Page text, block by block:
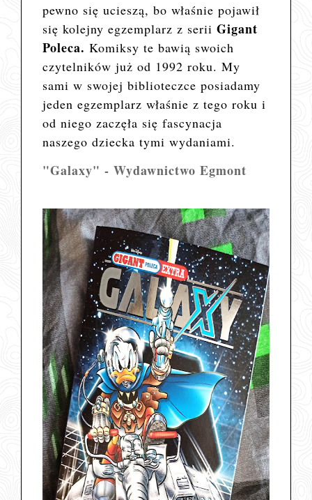
pewno się ucieszą, bo właśnie pojawił
się kolejny egzemplarz z seriiGigant
Poleca.Komiksy te bawią swoich
czytelników już od 1992 roku. My
sami w swojej biblioteczce posiadamy
jeden egzemplarz właśnie z tego roku i
od niego zaczęła się fascynacja
naszego dziecka tymi wydaniami.
"Galaxy" - Wydawnictwo Egmont